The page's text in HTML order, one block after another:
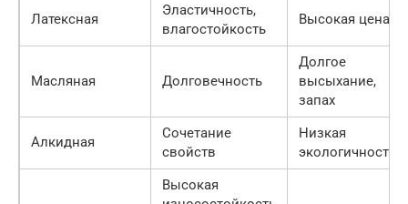
Латексная
Эластичность,
влагостойкость
Высокая цена
Масляная Долговечность
Долгое
высыхание,
запах
Алкидная
Сочетание
свойств
Низкая
экологичность
Высокая